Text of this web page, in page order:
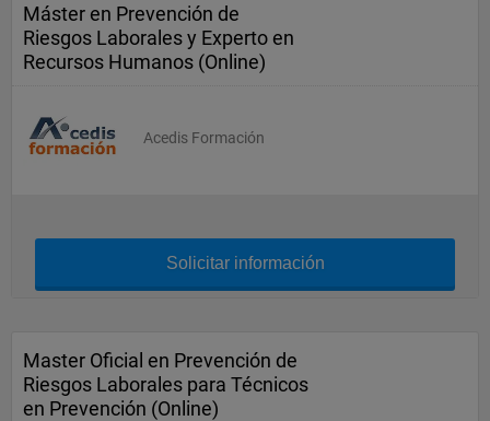
Máster en Prevención de
Riesgos Laborales y Experto en
Recursos Humanos (Online)
Acedis Formación
Solicitar información
Master Oficial en Prevención de
Riesgos Laborales para Técnicos
en Prevención (Online)